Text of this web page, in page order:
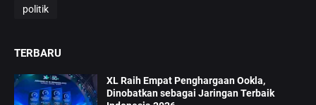
politik
TERBARU
XL Raih Empat Penghargaan Ookla,
Dinobatkan sebagai Jaringan Terbaik